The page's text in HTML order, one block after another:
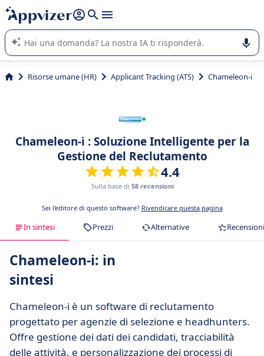
righe con
shift + enter
L'IA di Appvizer vi guida nell'utilizzo o nella scelta di un
software SaaS per la vostra azienda.
Risorse umane (HR) Applicant Tracking (ATS) Chameleon-i
Chameleon-i : Soluzione Intelligente per la
Gestione del Reclutamento
4.4
Sulla base di 58 recensioni
Sei l'editore di questo software? Rivendicare questa pagina
In sintesi Prezzi Alternative Recensioni
Chameleon-i: in
sintesi
Chameleon-i è un software di reclutamento
progettato per agenzie di selezione e headhunters.
Offre gestione dei dati dei candidati, tracciabilità
delle attività, e personalizzazione dei processi di